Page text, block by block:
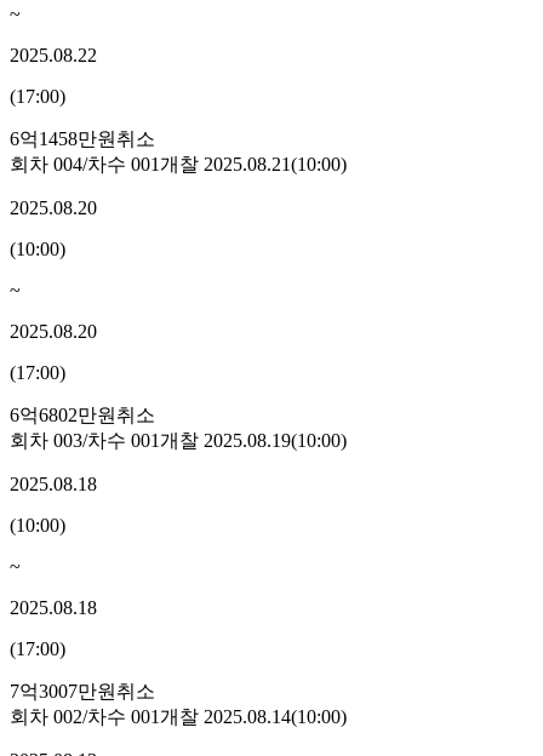
~
2025.08.22
(17:00)
6억1458만원 취소
회차 004/차수 001개찰 2025.08.21(10:00)
2025.08.20
(10:00)
~
2025.08.20
(17:00)
6억6802만원 취소
회차 003/차수 001개찰 2025.08.19(10:00)
2025.08.18
(10:00)
~
2025.08.18
(17:00)
7억3007만원 취소
회차 002/차수 001개찰 2025.08.14(10:00)